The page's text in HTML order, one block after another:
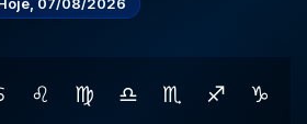
♌ ♍ ♎ ♏ ♐ ♑